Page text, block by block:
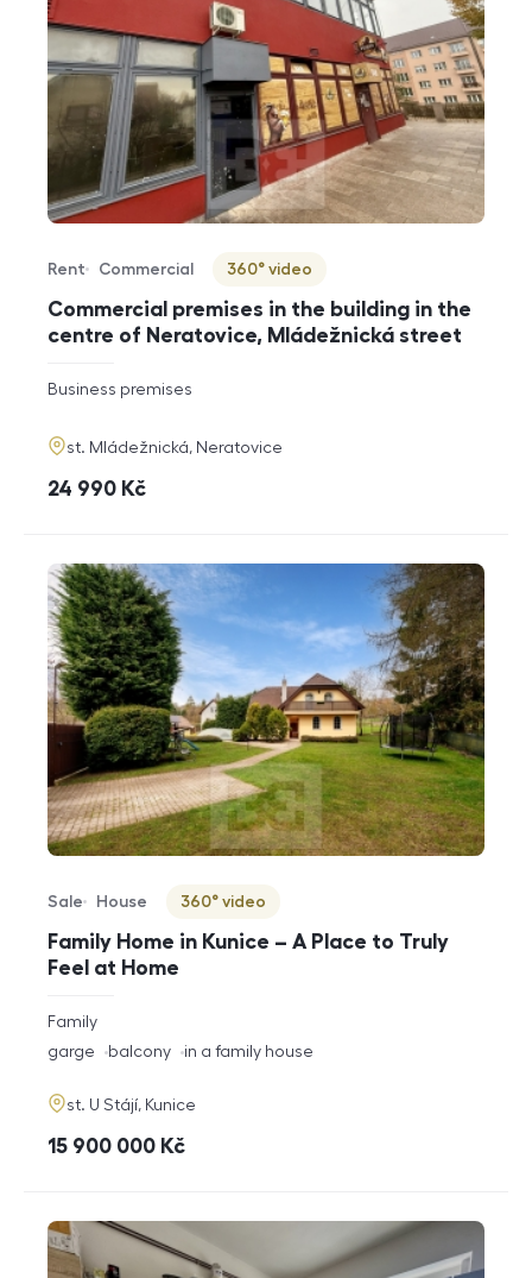
Commercial premises in the building in the
centre of Neratovice, Mládežnická street
Offer type
Rent
Property type
Commercial
Virtuální prohlídka
360° video
rozměry
disposition
Business premises
adresa
st. Mládežnická, Neratovice
cena
24 990 Kč
Family Home in Kunice – A Place to Truly
Feel at Home
Offer type
Sale
Property type
House
Virtuální prohlídka
360° video
rozměry
disposition
Family
funkce
garge balcony in a family house
adresa
st. U Stájí, Kunice
cena
15 900 000 Kč